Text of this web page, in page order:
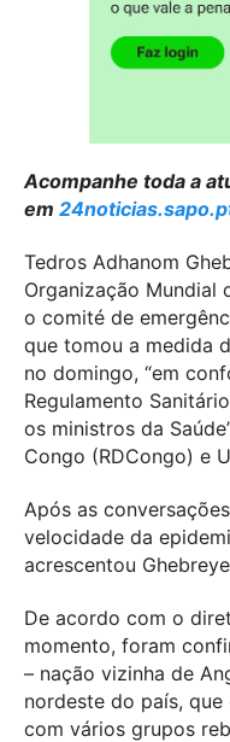
Acompanhe toda a
em
Tedros Adhanom
Organização Mundial
o comité de
que tomou a medida
no domingo, “em
Regulamento
os ministros da
Congo (RDCongo) e
Após as
velocidade da
acrescentou
De acordo com o
momento, foram
– nação vizinha de
nordeste do país,
com vários grupos